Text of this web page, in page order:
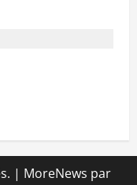
| MoreNews par